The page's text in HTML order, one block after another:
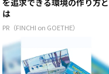
は
PR（FINCHI on GOETHE）